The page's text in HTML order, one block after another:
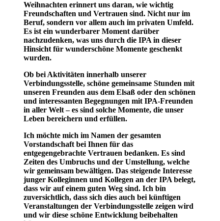
Weihnachten erinnert uns daran, wie wichtig
Freundschaften und Vertrauen sind. Nicht nur im
Beruf, sondern vor allem auch im privaten Umfeld.
Es ist ein wunderbarer Moment darüber
nachzudenken, was uns durch die IPA in dieser
Hinsicht für wunderschöne Momente geschenkt
wurden.
Ob bei Aktivitäten innerhalb unserer
Verbindungsstelle, schöne gemeinsame Stunden mit
unseren Freunden aus dem Elsaß oder den schönen
und interessanten Begegnungen mit IPA-Freunden
in aller Welt – es sind solche Momente, die unser
Leben bereichern und erfüllen.
Ich möchte mich im Namen der gesamten
Vorstandschaft bei Ihnen für das
entgegengebrachte Vertrauen bedanken. Es sind
Zeiten des Umbruchs und der Umstellung, welche
wir gemeinsam bewältigen. Das steigende Interesse
junger Kolleginnen und Kollegen an der IPA belegt,
dass wir auf einem guten Weg sind. Ich bin
zuversichtlich, dass sich dies auch bei künftigen
Veranstaltungen der Verbindungsstelle zeigen wird
und wir diese schöne Entwicklung beibehalten